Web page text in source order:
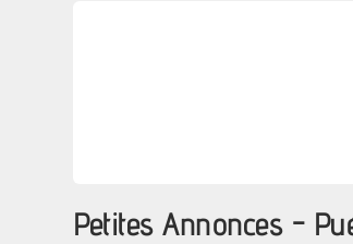
Petites Annonces -